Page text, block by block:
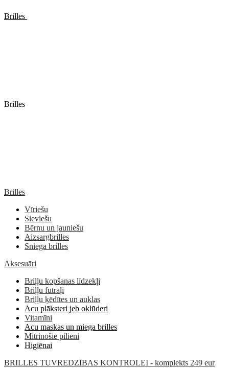
Brilles
Brilles
Brilles
Vīriešu
Sieviešu
Bērnu un jauniešu
Aizsargbrilles
Sniega brilles
Aksesuāri
Briļļu kopšanas līdzekļi
Briļļu futrāļi
Briļļu ķēdītes un auklas
Acu plāksteri jeb oklūderi
Vitamīni
Acu maskas un miega brilles
Mitrinošie pilieni
Higiēnai
BRILLES TUVREDZĪBAS KONTROLEI - komplekts 249 eur